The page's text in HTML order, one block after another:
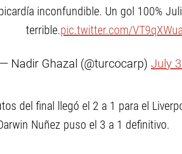
inconfundible. Un gol 100%
terrible.pic.twitter.com/
— Nadir Ghazal (@turcocarp) July
del final llegó el 2 a 1 para el
Nuñez puso el 3 a 1 definitivo.